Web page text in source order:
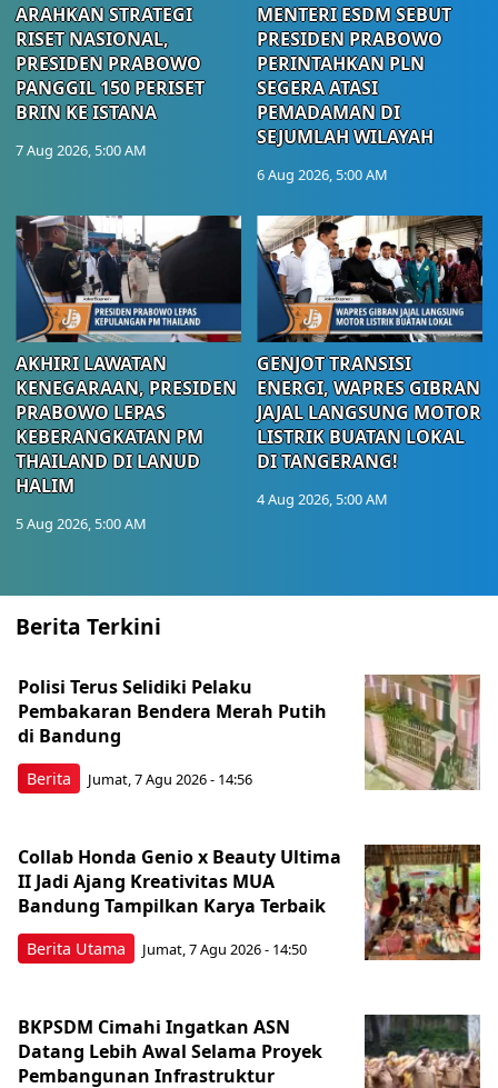
ARAHKAN STRATEGI
RISET NASIONAL,
PRESIDEN PRABOWO
PANGGIL 150 PERISET
BRIN KE ISTANA
7 Aug 2026, 5:00 AM
MENTERI ESDM SEBUT
PRESIDEN PRABOWO
PERINTAHKAN PLN
SEGERA ATASI
PEMADAMAN DI
SEJUMLAH WILAYAH
6 Aug 2026, 5:00 AM
AKHIRI LAWATAN
KENEGARAAN, PRESIDEN
PRABOWO LEPAS
KEBERANGKATAN PM
THAILAND DI LANUD
HALIM
5 Aug 2026, 5:00 AM
GENJOT TRANSISI
ENERGI, WAPRES GIBRAN
JAJAL LANGSUNG MOTOR
LISTRIK BUATAN LOKAL
DI TANGERANG!
4 Aug 2026, 5:00 AM
Berita Terkini
Berita
Polisi Terus Selidiki Pelaku
Pembakaran Bendera Merah Putih
di Bandung
Jumat, 7 Agu 2026 - 14:56
Berita Utama
Collab Honda Genio x Beauty Ultima
II Jadi Ajang Kreativitas MUA
Bandung Tampilkan Karya Terbaik
Jumat, 7 Agu 2026 - 14:50
BKPSDM Cimahi Ingatkan ASN
Datang Lebih Awal Selama Proyek
Pembangunan Infrastruktur